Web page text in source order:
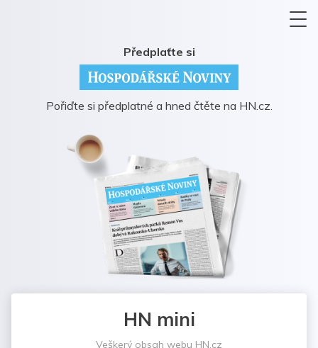
Předplaťte si
Pořiďte si předplatné a hned čtěte na HN.cz.
HN mini
Veškerý obsah webu HN.cz